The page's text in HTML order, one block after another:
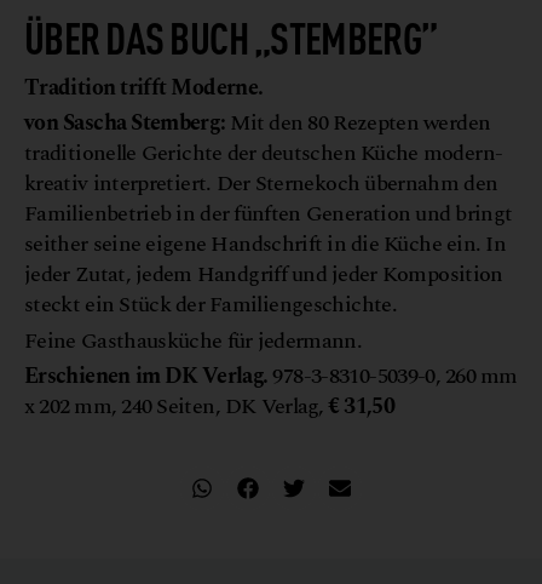
ÜBER DAS BUCH „STEMBERG”
Tradition trifft Moderne.
von Sascha Stemberg: Mit den 80 Rezepten werden
traditionelle Gerichte der deutschen Küche modern-
kreativ interpretiert. Der Sternekoch übernahm den
Familienbetrieb in der fünften Generation und bringt
seither seine eigene Handschrift in die Küche ein. In
jeder Zutat, jedem Handgriff und jeder Komposition
steckt ein Stück der Familiengeschichte.
Feine Gasthausküche für jedermann.
Erschienen im DK Verlag.978-3-8310-5039-0, 260 mm
x 202 mm, 240 Seiten, DK Verlag,€ 31,50